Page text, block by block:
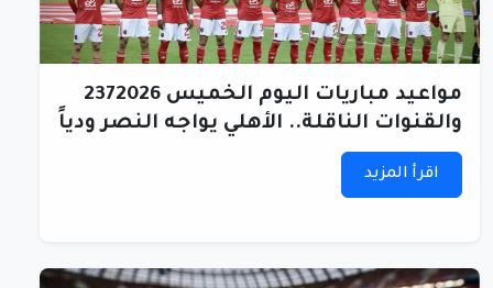
مواعيد مباريات اليوم الخميس 2372026
والقنوات الناقلة.. الأهلي يواجه النصر ودياً
اقرأ المزيد